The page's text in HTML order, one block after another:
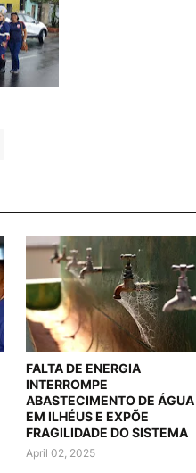
FALTA DE ENERGIA
INTERROMPE
ABASTECIMENTO DE ÁGUA
EM ILHÉUS E EXPÕE
FRAGILIDADE DO SISTEMA
April 02, 2025